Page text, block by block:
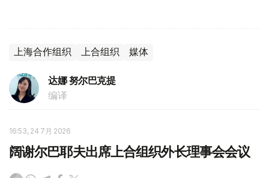
上海合作组织 上合组织 媒体
达娜 努尔巴克提
编译
16:53, 24 7月 2026
阔谢尔巴耶夫出席上合组织外长理事会会议